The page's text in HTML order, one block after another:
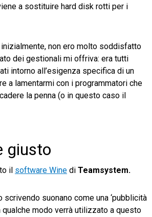
a sostituire hard disk rotti per i
inizialmente, non ero molto soddisfatto
dei gestionali mi offriva: era tutti
intorno all’esigenza specifica di un
a lamentarmi con i programmatori che
la penna (o in questo caso il
giusto
il software Wine di Teamsystem.
suonano come una ‘pubblicità
qualche modo verrà utilizzato a questo